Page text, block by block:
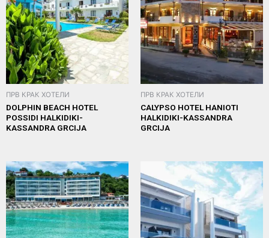
ПРВ КРАК ХОТЕЛИ
DOLPHIN BEACH HOTEL
POSSIDI HALKIDIKI-
KASSANDRA GRCIJA
ПРВ КРАК ХОТЕЛИ
CALYPSO HOTEL HANIOTI
HALKIDIKI-KASSANDRA
GRCIJA